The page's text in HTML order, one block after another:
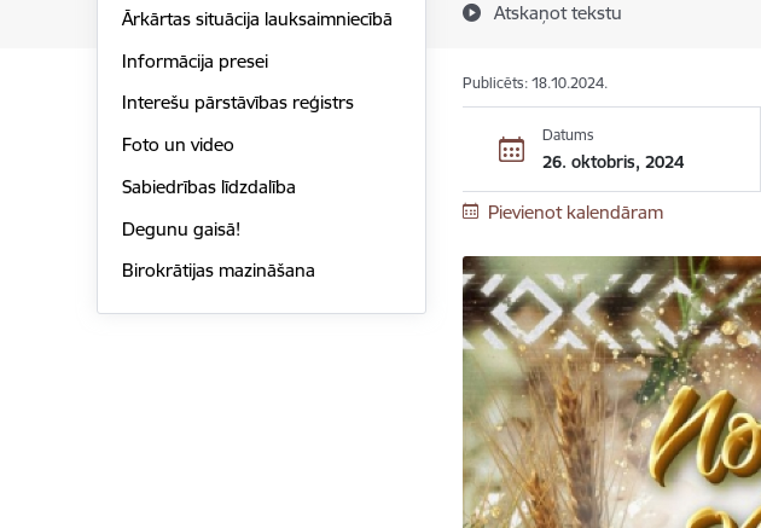
Atskaņot tekstu
Ārkārtas situācija lauksaimniecībā
Informācija presei
Interešu pārstāvības reģistrs
Foto un video
Sabiedrības līdzdalība
Degunu gaisā!
Birokrātijas mazināšana
Publicēts: 18.10.2024.
Datums
26. oktobris, 2024
Pievienot kalendāram